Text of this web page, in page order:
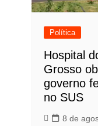
Política
Hospital
Grosso
governo
no SUS
8 de